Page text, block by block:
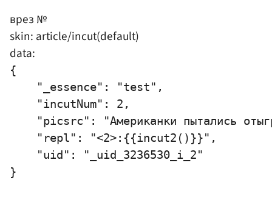
врез №
skin: article/incut(default)
data:
{
    "_essence": "test",
    "incutNum": 2,
"picsrc": "Американки пытались
    "repl": "<2>:{{incut2()}}",
    "uid": "_uid_3236530_i_2"